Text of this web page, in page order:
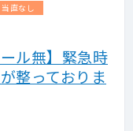
当直なし
ル無】緊急時
整っておりま